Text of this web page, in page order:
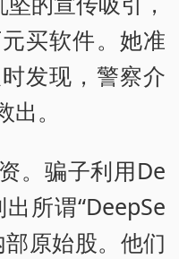
买软件。她准
发现，警察介
。
。骗子利用De
所谓“DeepSe
原始股。他们